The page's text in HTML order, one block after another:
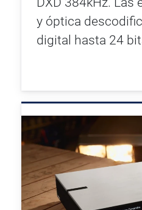
y óptica
digital hasta 24